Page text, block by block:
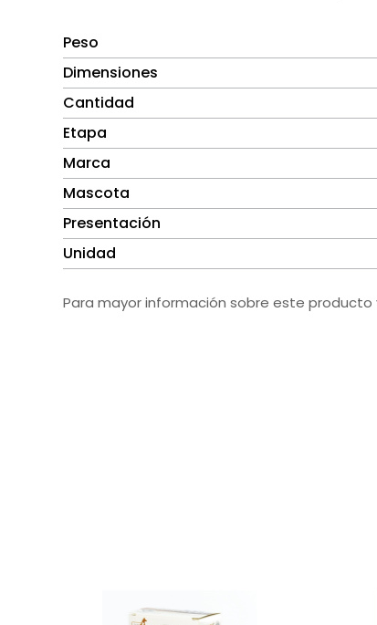
Peso
Dimensiones
Cantidad
Etapa
Marca
Mascota
Presentación
Unidad
Para mayor información sobre este producto